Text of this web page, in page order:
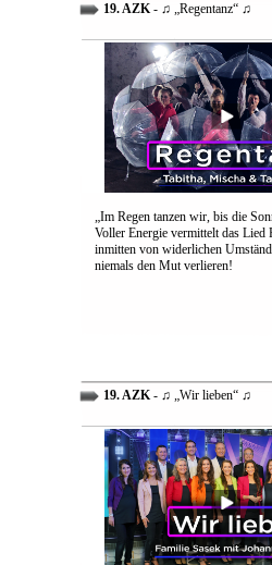
19. AZK- ♫ „Regentanz“ ♫
„Im Regen tanzen wir, bis die
Voller Energie vermittelt das Lied
inmitten von widerlichen
niemals den Mut verlieren!
19. AZK- ♫ „Wir lieben“ ♫